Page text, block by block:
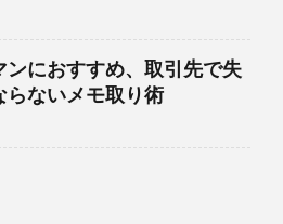
ンにおすすめ、取引先で失
らないメモ取り術